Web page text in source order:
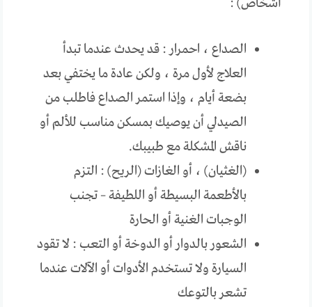
أشخاص) :
الصداع ، احمرار : قد يحدث عندما تبدأ
العلاج لأول مرة ، ولكن عادة ما يختفي بعد
بضعة أيام ، وإذا استمر الصداع فاطلب من
الصيدلي أن يوصيك بمسكن مناسب للألم أو
ناقش المشكلة مع طبيبك.
(الغثيان) ، أو الغازات (الريح) : التزم
بالأطعمة البسيطة أو اللطيفة – تجنب
الوجبات الغنية أو الحارة
الشعور بالدوار أو الدوخة أو التعب : لا تقود
السيارة ولا تستخدم الأدوات أو الآلات عندما
تشعر بالتوعك